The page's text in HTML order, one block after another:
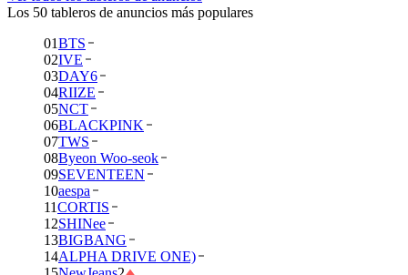
Los 50 tableros de anuncios más populares
01BTS
02IVE
03DAY6
04RIIZE
05NCT
06BLACKPINK
07TWS
08Byeon Woo-seok
09SEVENTEEN
10aespa
11CORTIS
12SHINee
13BIGBANG
14ALPHA DRIVE ONE)